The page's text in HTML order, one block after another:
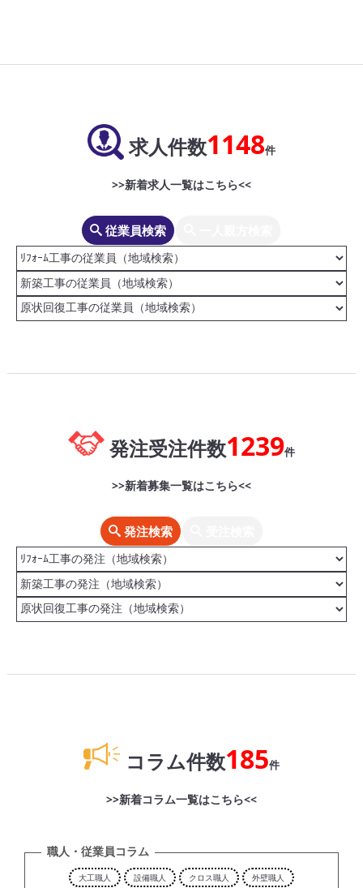
求人件数1148件
>>新着求人一覧はこちら<<
従業員検索
発注受注件数1239件
>>新着募集一覧はこちら<<
発注検索
コラム件数185件
>>新着コラム一覧はこちら<<
職人・従業員コラム
大工職人 設備職人 クロス職人 外壁職人